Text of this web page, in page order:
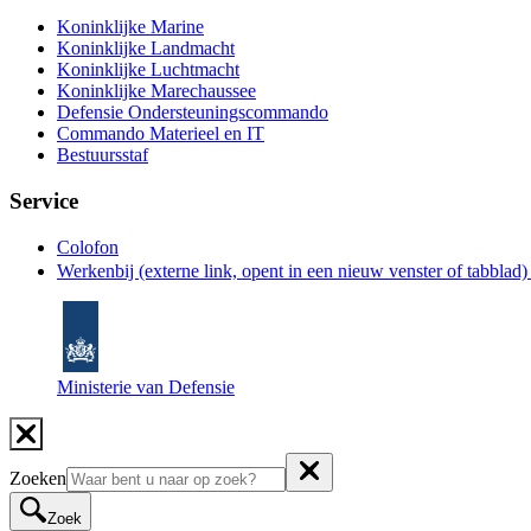
Koninklijke Marine
Koninklijke Landmacht
Koninklijke Luchtmacht
Koninklijke Marechaussee
Defensie Ondersteuningscommando
Commando Materieel en IT
Bestuursstaf
Service
Colofon
Werkenbij (externe link, opent in een nieuw venster of tabblad)
Ministerie van Defensie
Zoeken
Zoek